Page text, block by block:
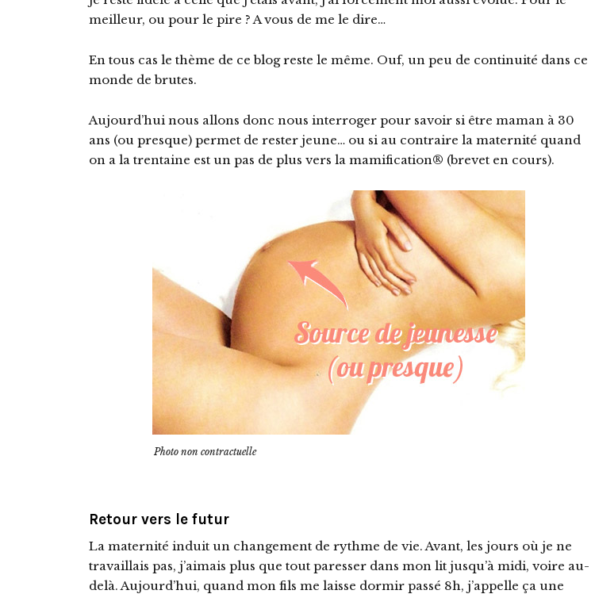
meilleur, ou pour le pire ? A vous de me le dire…
En tous cas le thème de ce blog reste le même. Ouf, un peu de continuité dans ce
monde de brutes.
Aujourd’hui nous allons donc nous interroger pour savoir si être maman à 30
ans (ou presque) permet de rester jeune… ou si au contraire la maternité quand
on a la trentaine est un pas de plus vers la mamification® (brevet en cours).
Photo non contractuelle
Retour vers le futur
La maternité induit un changement de rythme de vie. Avant, les jours où je ne
travaillais pas, j’aimais plus que tout paresser dans mon lit jusqu’à midi, voire au-
delà. Aujourd’hui, quand mon fils me laisse dormir passé 8h, j’appelle ça une